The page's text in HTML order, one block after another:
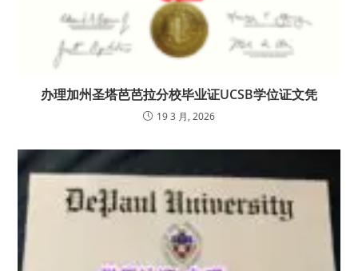
办理加州圣塔芭芭拉分校毕业证UCSB学位证文凭
19 3 月, 2026